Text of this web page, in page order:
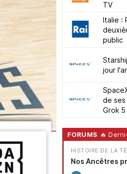
TV
Italie :
public
jour
de
Grok 5
FORUMS 🔥
HISTOIRE DE LA
Nos Ancêtres